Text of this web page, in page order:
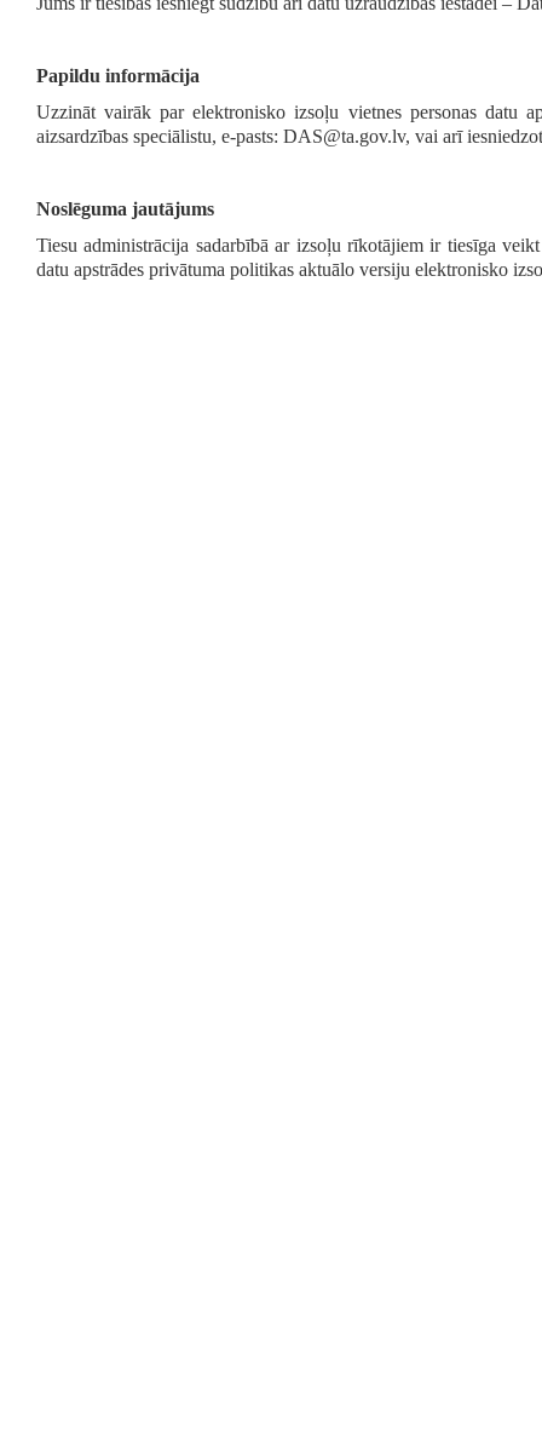
Papildu informācija
Uzzināt vairāk par elektronisko izsoļu vietnes personas datu
aizsardzības speciālistu, e-pasts: DAS@ta.gov.lv, vai arī
Noslēguma jautājums
Tiesu administrācija sadarbībā ar izsoļu rīkotājiem ir tiesīga
datu apstrādes privātuma politikas aktuālo versiju elektronisko